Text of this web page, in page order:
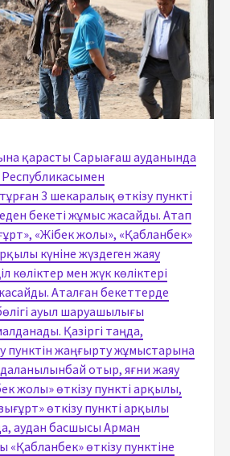
қарасты Сарыағаш ауданында
3 шекаралық өткізу пункті
бекеті жұмыс жасайды. Атап
«Жібек жолы», «Қабланбек»
күніне жүздеген жаяу
көліктер мен жүк көліктері
Аталған бекеттерде
ауыл шаруашылығы
Қазіргі таңда,
пунктін жаңғырту жұмыстарына
отыр, яғни жаяу
жолы» өткізу пункті арқылы,
өткізу пункті арқылы
аудан басшысы Арман
«Қабланбек» өткізу пунктіне